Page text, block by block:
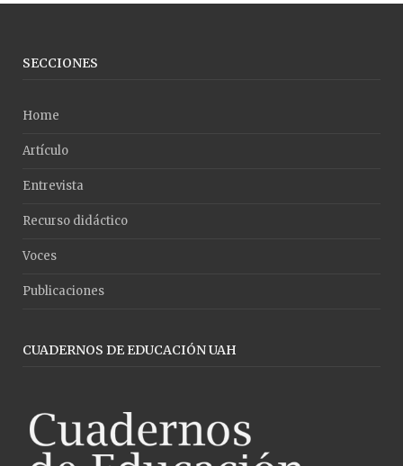
SECCIONES
Home
Artículo
Entrevista
Recurso didáctico
Voces
Publicaciones
CUADERNOS DE EDUCACIÓN UAH